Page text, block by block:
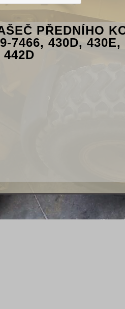
PŘEDNÍHO
7466, 430D, 430E,
442D